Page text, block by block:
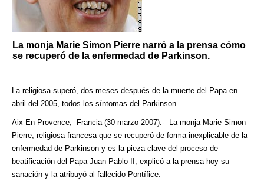
La monja Marie Simon Pierre narró a la prensa cómo
se recuperó de la enfermedad de Parkinson.
La religiosa superó, dos meses después de la muerte del Papa en
abril del 2005, todos los síntomas del Parkinson
Aix En Provence, Francia (30 marzo 2007).- La monja Marie Simon
Pierre, religiosa francesa que se recuperó de forma inexplicable de la
enfermedad de Parkinson y es la pieza clave del proceso de
beatificación del Papa Juan Pablo II, explicó a la prensa hoy su
sanación y la atribuyó al fallecido Pontífice.